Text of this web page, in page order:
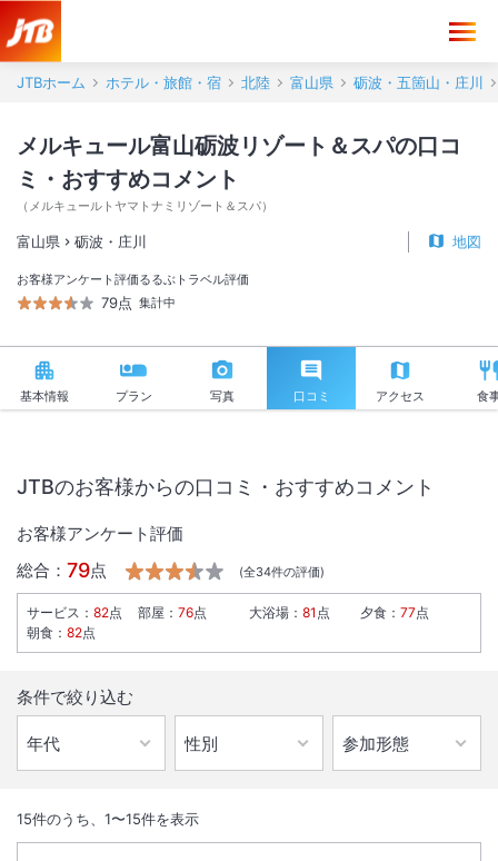
JTBホーム ホテル・旅館・宿 北陸 富山県 砺波・五箇山・庄川
メルキュール富山砺波リゾート＆スパの口コ
ミ・おすすめコメント
（ メルキュールトヤマトナミリゾート＆スパ）
富山県 砺波・庄川 地図
お客様アンケート評価
79点
るるぶトラベル評価
集計中
基本情報 プラン 写真 口コミ アクセス 食
JTBのお客様からの口コミ・おすすめコメント
お客様アンケート評価
総合： 79点 (全34件の評価)
サービス ： 82点 部屋 ： 76点 大浴場 ： 81 点 夕食 ： 77点
朝食 ： 82点
条件で絞り込む
15件のうち、 1〜15件を表示